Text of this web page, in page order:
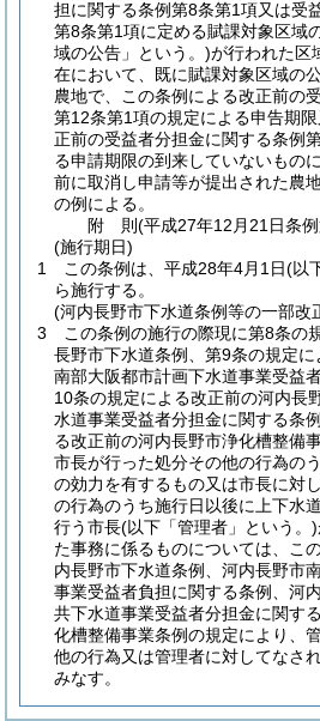
担に関する条例第8条第1項又は受
第8条第1項に定める賦課対象区域
域の公告」という。)が行われた区
在において、既に賦課対象区域の
農地で、この条例による改正前の
第12条第1項の規定による申告期
正前の受益者分担金に関する条例
る申請期限の到来していないもの
前に取消し申請等が提出された農
の例による。
附 則(平成27年12月21日条
(施行期日)
1
この条例は、平成28年4月1日(以
ら施行する。
(河内長野市下水道条例等の一部改
3
この条例の施行の際現に第8条の
長野市下水道条例、第9条の規定
南部大阪都市計画下水道事業受益
10条の規定による改正前の河内長
水道事業受益者分担金に関する条
る改正前の河内長野市浄化槽整備
市長が行った処分その他の行為の
の効力を有するもの又は市長に対
の行為のうち施行日以後に上下水
行う市長(以下「管理者」という。)
た事務に係るものについては、こ
内長野市下水道条例、河内長野市
事業受益者負担に関する条例、河
共下水道事業受益者分担金に関す
化槽整備事業条例の規定により、
他の行為又は管理者に対してなさ
みなす。